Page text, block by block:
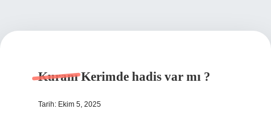
Kuranı Kerimde hadis var mı ?
Tarih: Ekim 5, 2025